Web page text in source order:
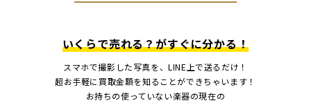
いくらで売れる？がすぐに分かる！
スマホで撮影した写真を、LINE上で送るだけ！
超お手軽に買取金額を知ることができちゃいます！
お持ちの使っていない楽器の現在の